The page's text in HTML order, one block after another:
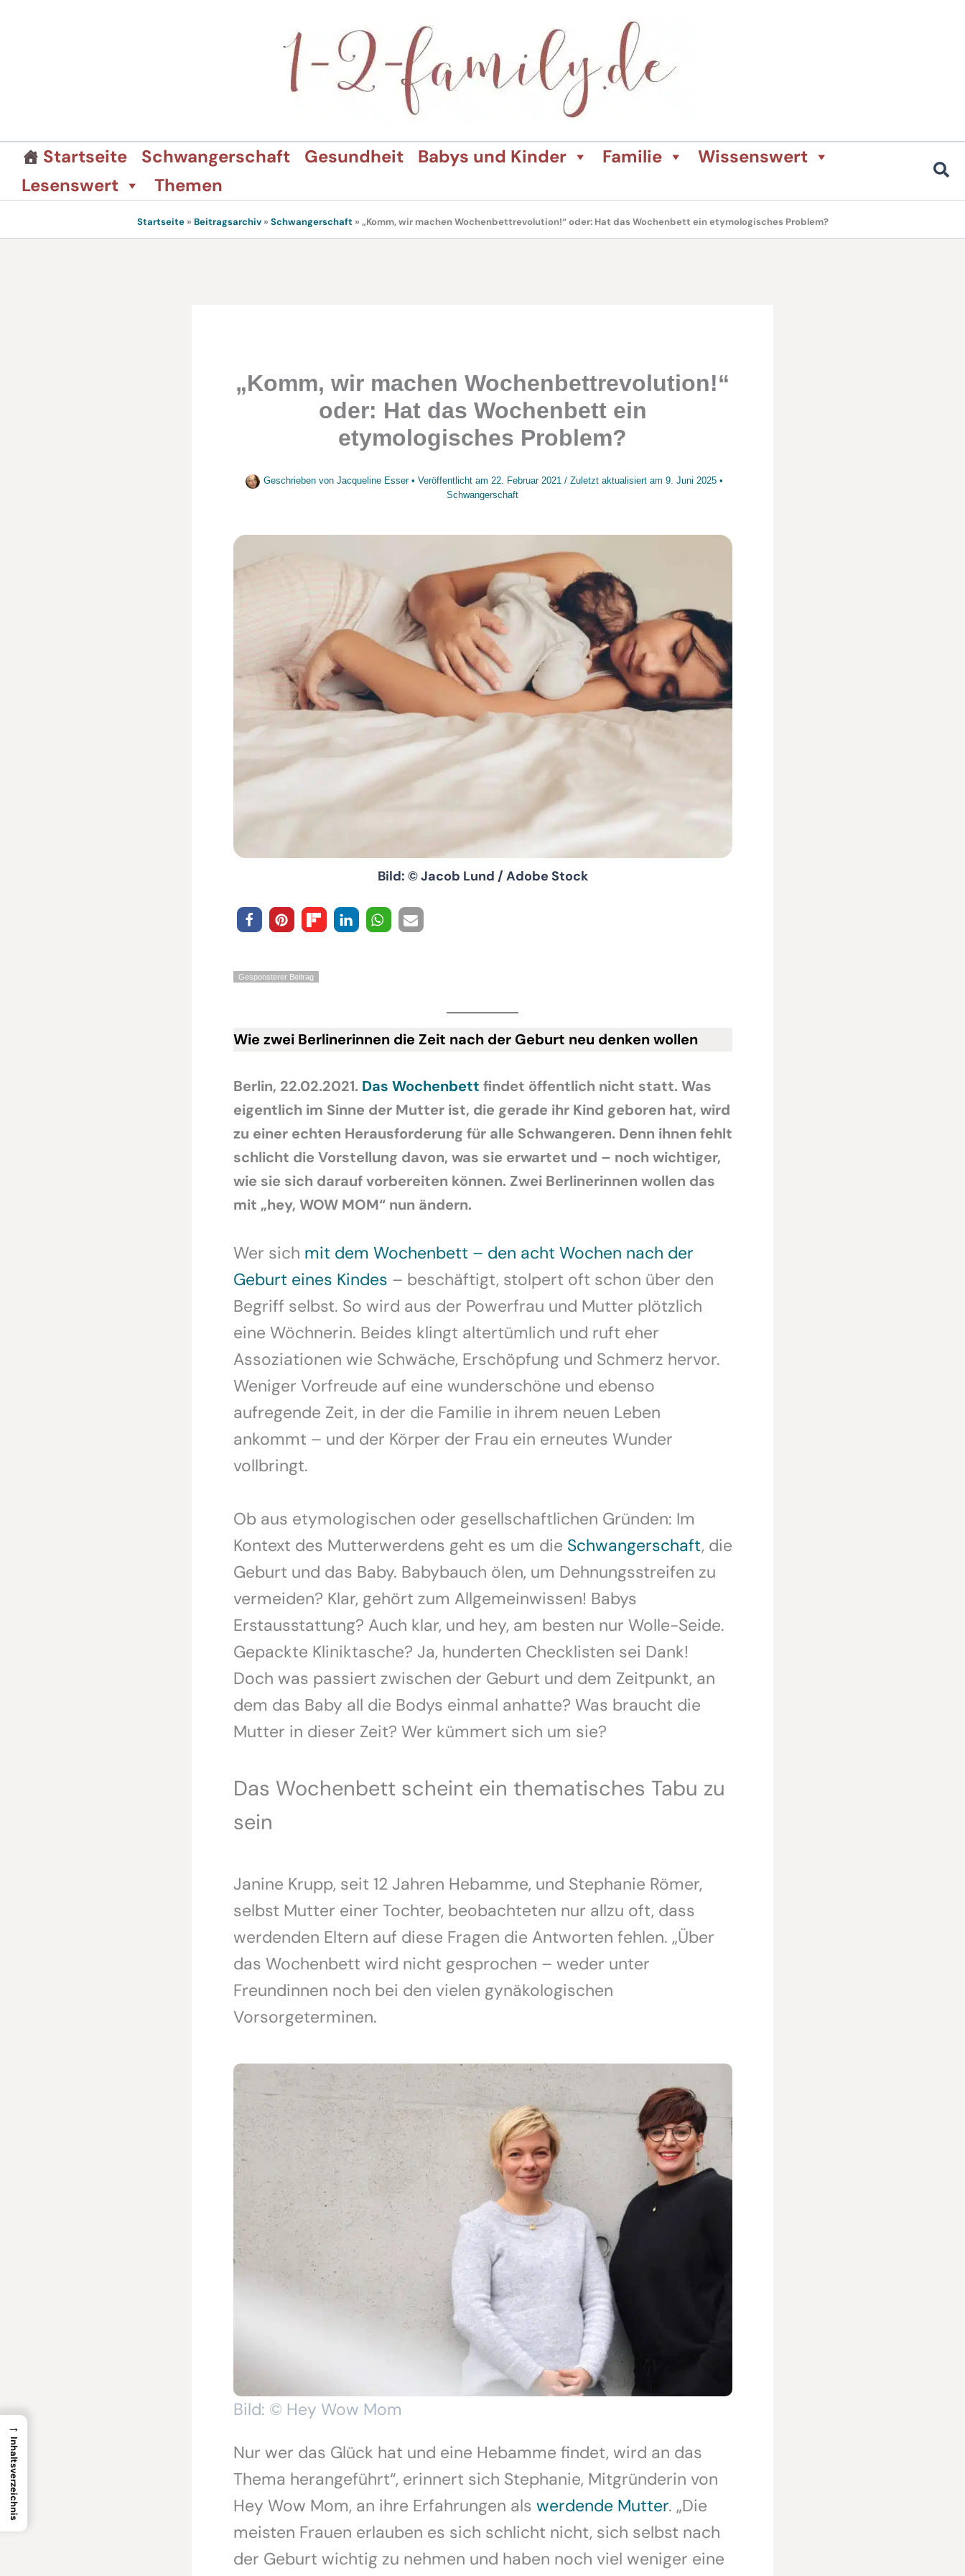
Startseite Schwangerschaft Gesundheit Babys und Kinder Familie
Wissenswert
Lesenswert
Themen
Startseite» Beitragsarchiv» Schwangerschaft » „Komm, wir machen Wochenbettrevolution!“ oder: Hat das Wochenbett ein etymologisches Problem?
„Komm, wir machen Wochenbettrevolution!“
oder: Hat das Wochenbett ein
etymologisches Problem?
Geschrieben von Jacqueline Esser • Veröffentlicht am 22. Februar 2021 / Zuletzt aktualisiert am 9. Juni 2025 •
Schwangerschaft
Bild: © Jacob Lund / Adobe Stock
Gesponsterer Beitrag
Wie zwei Berlinerinnen die Zeit nach der Geburt neu denken wollen
Berlin, 22.02.2021. Das Wochenbett findet öffentlich nicht statt. Was
eigentlich im Sinne der Mutter ist, die gerade ihr Kind geboren hat, wird
zu einer echten Herausforderung für alle Schwangeren. Denn ihnen fehlt
schlicht die Vorstellung davon, was sie erwartet und – noch wichtiger,
wie sie sich darauf vorbereiten können. Zwei Berlinerinnen wollen das
mit „hey, WOW MOM“ nun ändern.
Wer sich mit dem Wochenbett – den acht Wochen nach der
Geburt eines Kindes – beschäftigt, stolpert oft schon über den
Begriff selbst. So wird aus der Powerfrau und Mutter plötzlich
eine Wöchnerin. Beides klingt altertümlich und ruft eher
Assoziationen wie Schwäche, Erschöpfung und Schmerz hervor.
Weniger Vorfreude auf eine wunderschöne und ebenso
aufregende Zeit, in der die Familie in ihrem neuen Leben
ankommt – und der Körper der Frau ein erneutes Wunder
vollbringt.
Ob aus etymologischen oder gesellschaftlichen Gründen: Im
Kontext des Mutterwerdens geht es um die Schwangerschaft, die
Geburt und das Baby. Babybauch ölen, um Dehnungsstreifen zu
vermeiden? Klar, gehört zum Allgemeinwissen! Babys
Erstausstattung? Auch klar, und hey, am besten nur Wolle-Seide.
Gepackte Kliniktasche? Ja, hunderten Checklisten sei Dank!
Doch was passiert zwischen der Geburt und dem Zeitpunkt, an
dem das Baby all die Bodys einmal anhatte? Was braucht die
Mutter in dieser Zeit? Wer kümmert sich um sie?
Das Wochenbett scheint ein thematisches Tabu zu
sein
Janine Krupp, seit 12 Jahren Hebamme, und Stephanie Römer,
selbst Mutter einer Tochter, beobachteten nur allzu oft, dass
werdenden Eltern auf diese Fragen die Antworten fehlen. „Über
das Wochenbett wird nicht gesprochen – weder unter
Freundinnen noch bei den vielen gynäkologischen
Vorsorgeterminen.
Bild: © Hey Wow Mom
Nur wer das Glück hat und eine Hebamme findet, wird an das
Thema herangeführt“, erinnert sich Stephanie, Mitgründerin von
Hey Wow Mom, an ihre Erfahrungen als werdende Mutter. „Die
meisten Frauen erlauben es sich schlicht nicht, sich selbst nach
der Geburt wichtig zu nehmen und haben noch viel weniger eine
→
Inhaltsverzeichnis